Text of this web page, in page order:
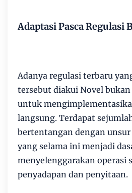
Adaptasi Pasca Regulasi
Adanya regulasi terbaru
tersebut diakui Novel
untuk
langsung. Terdapat
bertentangan dengan
yang selama ini menjadi
menyelenggarakan operasi
penyadapan dan penyitaan.